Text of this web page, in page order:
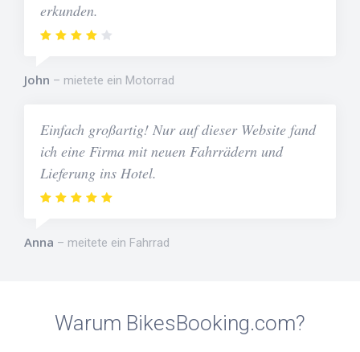
erkunden.
John mietete ein Motorrad
Einfach großartig! Nur auf dieser Website fand
ich eine Firma mit neuen Fahrrädern und
Lieferung ins Hotel.
Anna meitete ein Fahrrad
Warum BikesBooking.com?